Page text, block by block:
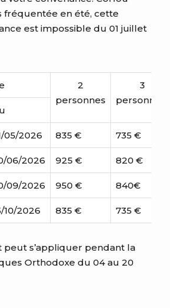
fréquentée en été, cette
est impossible du 01 juillet
2
personnes
3
personnes
05/2026 835 € 735 €
06/2026 925 € 820 €
09/2026 950 € 840€
10/2026 835 € 735 €
s’appliquer pendant la
Orthodoxe du 04 au 20